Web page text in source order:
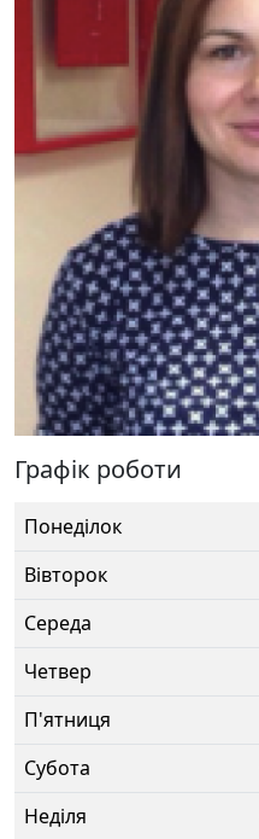
Графік роботи
Понеділок
Вівторок
Середа
Четвер
П'ятниця
Субота
Неділя